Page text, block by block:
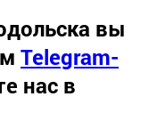
вы
Telegram-
нас в